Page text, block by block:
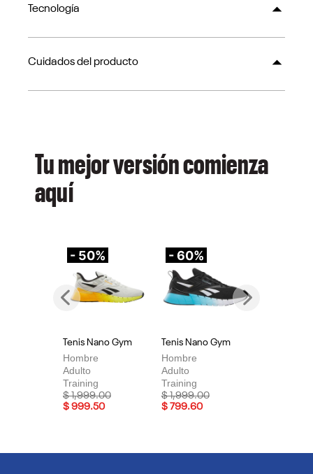
Tecnología
Cuidados del producto
Tu mejor versión comienza
aquí
- 50%
Tenis Nano Gym
Hombre
Adulto
Training
Price reduced from
$ 1,999.00to
$ 999.50
- 60%
Tenis Nano Gym
Hombre
Adulto
Training
Price reduced from
$ 1,999.00to
$ 799.60
Previous